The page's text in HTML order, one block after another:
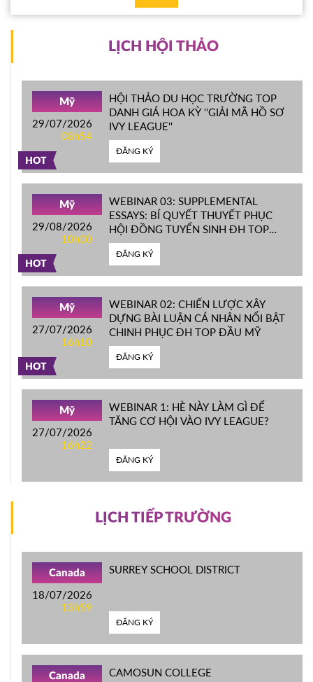
LỊCH HỘI THẢO
HOT
Mỹ
29/07/2026
08h54
HỘI THẢO DU HỌC TRƯỜNG TOP
DANH GIÁ HOA KỲ ''GIẢI MÃ HỒ SƠ
IVY LEAGUE''
ĐĂNG KÝ
HOT
Mỹ
29/08/2026
10h00
WEBINAR 03: SUPPLEMENTAL
ESSAYS: BÍ QUYẾT THUYẾT PHỤC
HỘI ĐỒNG TUYỂN SINH ĐH TOP
ĐẦU MỸ
ĐĂNG KÝ
HOT
Mỹ
27/07/2026
16h10
WEBINAR 02: CHIẾN LƯỢC XÂY
DỰNG BÀI LUẬN CÁ NHÂN NỔI BẬT
CHINH PHỤC ĐH TOP ĐẦU MỸ
ĐĂNG KÝ
Mỹ
27/07/2026
16h22
WEBINAR 1: HÈ NÀY LÀM GÌ ĐỂ
TĂNG CƠ HỘI VÀO IVY LEAGUE?
ĐĂNG KÝ
LỊCH TIẾP TRƯỜNG
Canada
18/07/2026
13h59
SURREY SCHOOL DISTRICT
ĐĂNG KÝ
Canada CAMOSUN COLLEGE